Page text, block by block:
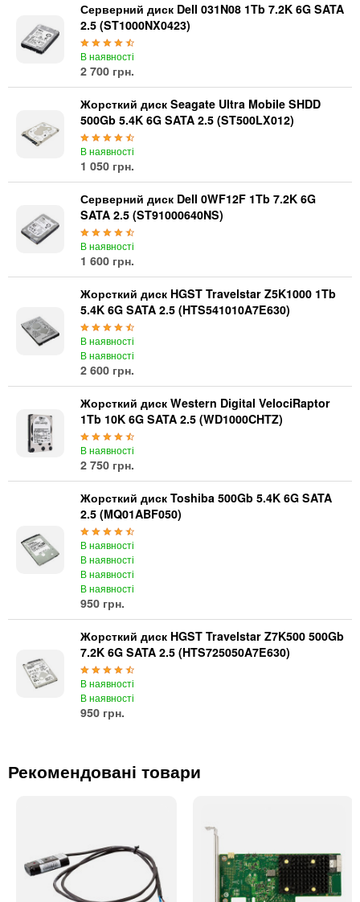
Серверний диск Dell 031N08 1Tb 7.2K 6G SATA
2.5 (ST1000NX0423)
В наявності
2 700 грн.
Жорсткий диск Seagate Ultra Mobile SHDD
500Gb 5.4K 6G SATA 2.5 (ST500LX012)
В наявності
1 050 грн.
Серверний диск Dell 0WF12F 1Tb 7.2K 6G
SATA 2.5 (ST91000640NS)
В наявності
1 600 грн.
Жорсткий диск HGST Travelstar Z5K1000 1Tb
5.4K 6G SATA 2.5 (HTS541010A7E630)
В наявності
В наявності
2 600 грн.
Жорсткий диск Western Digital VelociRaptor
1Tb 10K 6G SATA 2.5 (WD1000CHTZ)
В наявності
2 750 грн.
Жорсткий диск Toshiba 500Gb 5.4K 6G SATA
2.5 (MQ01ABF050)
В наявності
В наявності
В наявності
В наявності
950 грн.
Жорсткий диск HGST Travelstar Z7K500 500Gb
7.2K 6G SATA 2.5 (HTS725050A7E630)
В наявності
В наявності
950 грн.
Рекомендовані товари